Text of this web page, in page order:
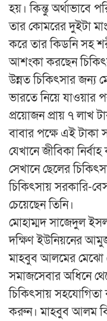
হয়। কিন্তু অর্থাভাবে
তার কোমরের দুইটা
করে তার কিডনি সহ
আশংকা করছেন
উন্নত চিকিৎসার
ভারতে নিয়ে যাওয়ার
প্রয়োজন প্রায় ৭ লাখ
বাবার পক্ষে এই টাকা
যেখানে জীবিকা
সেখানে ছেলের
চিকিৎসায় সরকারি-
চেয়েছেন তিনি।
মোহাম্মদ সাজেদুল
দক্ষিণ ইউনিয়নের
মাহবুব আলমের মেঝো
সমাজসেবার অধিনে
চিকিৎসায়
করুন। মাহবুব আলম